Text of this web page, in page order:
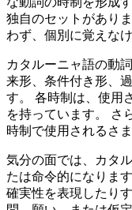
独自のセットがあり
わず、個別に覚えな
カタルーニャ語の動
来形、条件付き形、
す。 各時制は、使用
を持っています。 さ
時制で使用されるさ
気分の面では、カタ
たは命令的になりま
確実性を表現したり